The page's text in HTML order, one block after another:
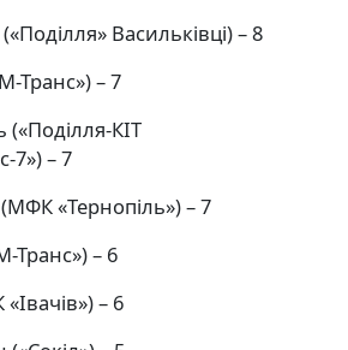
Васильківці) – 8
Транс») – 7
КІТ
7») – 7
«Тернопіль») – 7
Транс») – 6
– 6